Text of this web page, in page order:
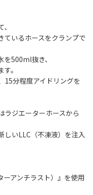
いるホースをクランプで
500ml抜き、
。
15分程度アイドリングを
ジエーターホースから
しいLLC（不凍液）を注入
アンチラスト）』を使用